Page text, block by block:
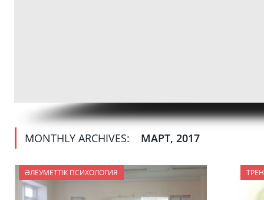
MONTHLY ARCHIVES: МАРТ, 2017
ӘЛЕУМЕТТІК ПСИХОЛОГИЯ